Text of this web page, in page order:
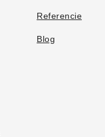
Referencie
Blog